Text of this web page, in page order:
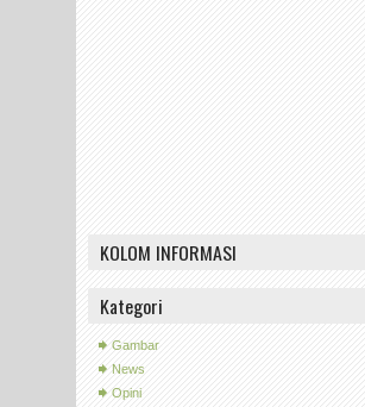
KOLOM INFORMASI
Kategori
Gambar
News
Opini